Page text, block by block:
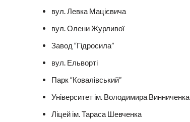
вул. Левка Мацієвича
вул. Олени Журливої
Завод “Гідросила”
вул. Ельворті
Парк “Ковалівський”
Університет ім. Володимира Винниченка
Ліцей ім. Тараса Шевченка